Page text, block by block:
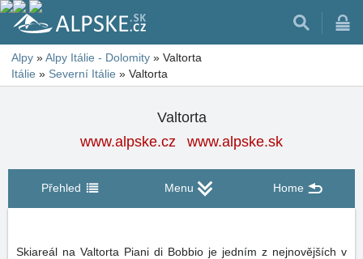
Alpy »Alpy Itálie - Dolomity » Valtorta
Itálie » Severní Itálie » Valtorta
Valtorta
www.alpske.cz
www.alpske.sk
Přehled Menu Home
Skiareál na Valtorta Piani di Bobbio je jedním z nejnovějších v